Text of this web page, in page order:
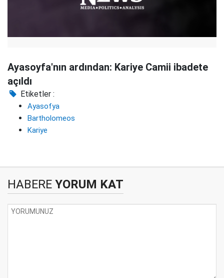
Ayasoyfa'nın ardından: Kariye Camii ibadete
açıldı
Etiketler :
Ayasofya
Bartholomeos
Kariye
HABERE YORUM KAT